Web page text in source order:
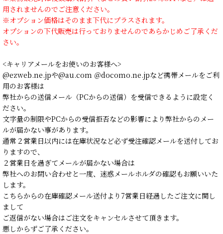
用されませんのでご注意ください。
※オプション価格はそのまま下代にプラスされます。
オプションの下代販売は行っておりませんのであらかじめご了承くだ
さい。
<キャリアメールをお使いのお客様へ>
@ezweb.ne.jpや@au.com ＠docomo.ne.jpなど携帯メールをご利
用のお客様は
弊社からの送信メール（PCからの送信）を受信できるように設定く
ださい。
文字量の制限やPCからの受信拒否などの影響により弊社からのメー
ルが届かない事があります。
通常２営業日以内には在庫状況など必ず受注確認メールを送付してお
りますので、
２営業日を過ぎてメールが届かない場合は
弊社へのお問い合わせと一度、迷惑メールホルダの確認もお願いいた
します。
こちらからの在庫確認メール送付より7営業日経過したご注文に関し
まして
ご返信がない場合はご注文をキャンセルさせて頂きます。
悪しからずご了承ください。